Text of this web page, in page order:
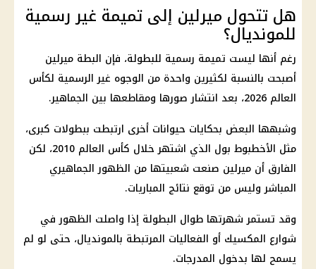
هل تتحول ميرلين إلى تميمة غير رسمية
للمونديال؟
رغم أنها ليست تميمة رسمية للبطولة، فإن البطة ميرلين
أصبحت بالنسبة لكثيرين واحدة من الوجوه غير الرسمية لكأس
العالم 2026، بعد انتشار صورها ومقاطعها بين الجماهير.
وشبهها البعض بحكايات حيوانات أخرى ارتبطت ببطولات كبرى،
مثل الأخطبوط بول الذي اشتهر خلال كأس العالم
2010، لكن
الفارق أن ميرلين صنعت شعبيتها من الظهور الجماهيري
المباشر وليس من توقع نتائج المباريات.
وقد تستمر شهرتها طوال البطولة إذا واصلت الظهور في
شوارع المكسيك أو الفعاليات المرتبطة بالمونديال، حتى لو لم
يسمح لها بدخول المدرجات.